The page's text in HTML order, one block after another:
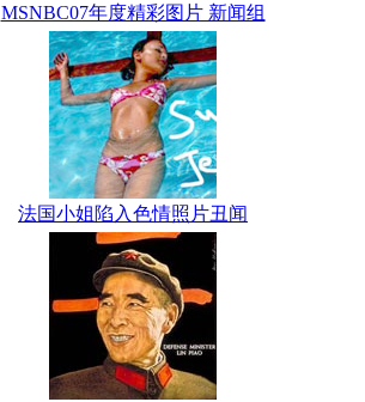
MSNBC07年度精彩图片 新闻组
法国小姐陷入色情照片丑闻